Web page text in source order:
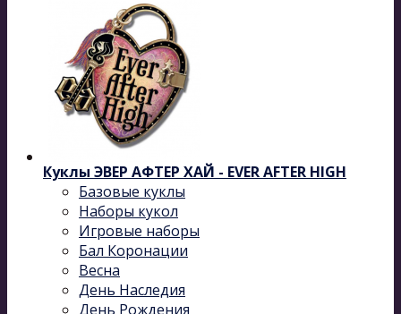
Куклы ЭВЕР АФТЕР ХАЙ - EVER AFTER HIGH
Базовые куклы
Наборы кукол
Игровые наборы
Бал Коронации
Весна
День Наследия
День Рождения